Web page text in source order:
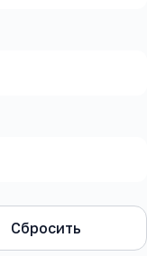
Сбросить